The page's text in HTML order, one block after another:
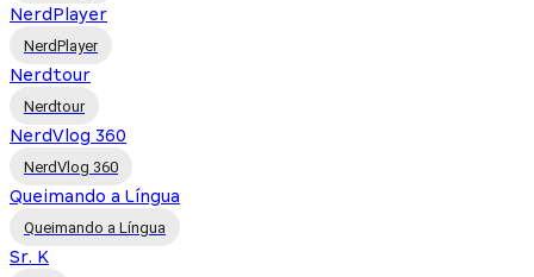
NerdPlayer
NerdPlayer
Nerdtour
Nerdtour
NerdVlog 360
NerdVlog 360
Queimando a Língua
Queimando a Língua
Sr. K